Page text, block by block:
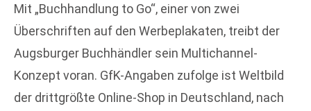
Mit „Buchhandlung to Go“, einer von zwei
Überschriften auf den Werbeplakaten, treibt der
Augsburger Buchhändler sein Multichannel-
Konzept voran. GfK-Angaben zufolge ist Weltbild
der drittgrößte Online-Shop in Deutschland, nach